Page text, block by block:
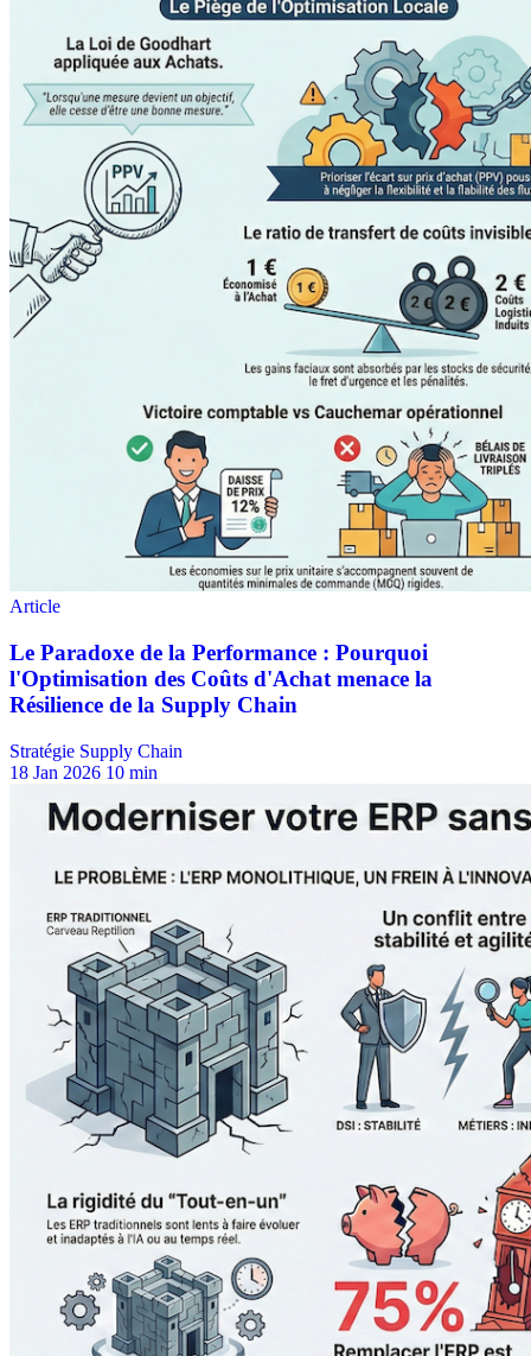
Stratégie Supply Chain
18 Jan 2026 10 min